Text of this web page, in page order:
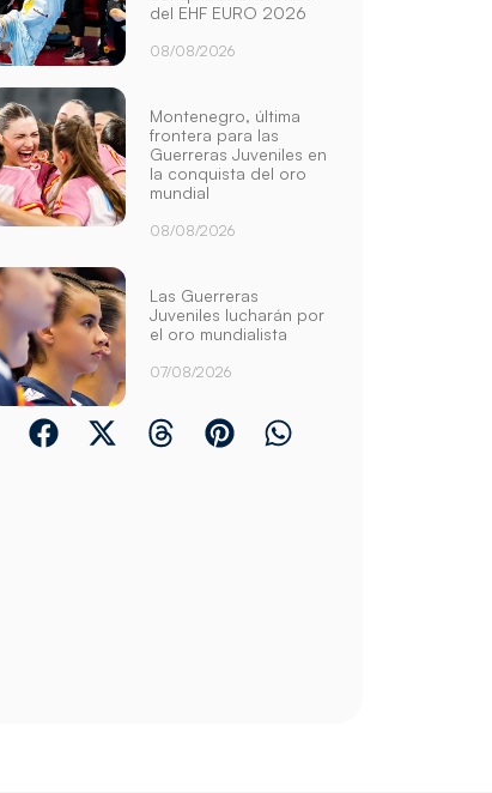
del EHF EURO 2026
08/08/2026
Montenegro, última
frontera para las
Guerreras Juveniles en
la conquista del oro
mundial
08/08/2026
Las Guerreras
Juveniles lucharán por
el oro mundialista
07/08/2026